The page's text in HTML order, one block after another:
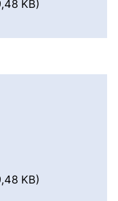
KB)
Link, öffnet neues
KB)